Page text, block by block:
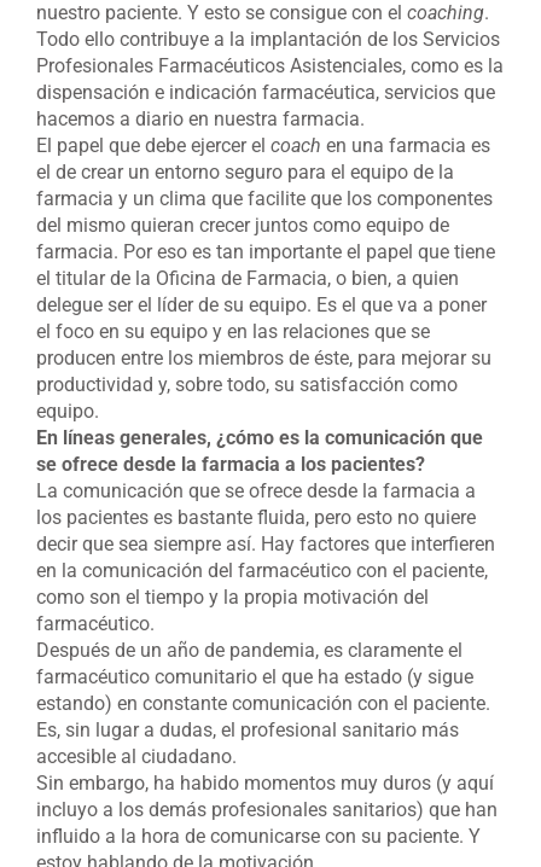
nuestro paciente. Y esto se consigue con el coaching.
Todo ello contribuye a la implantación de los Servicios
Profesionales Farmacéuticos Asistenciales, como es la
dispensación e indicación farmacéutica, servicios que
hacemos a diario en nuestra farmacia.
El papel que debe ejercer el coach en una farmacia es
el de crear un entorno seguro para el equipo de la
farmacia y un clima que facilite que los componentes
del mismo quieran crecer juntos como equipo de
farmacia. Por eso es tan importante el papel que tiene
el titular de la Oficina de Farmacia, o bien, a quien
delegue ser el líder de su equipo. Es el que va a poner
el foco en su equipo y en las relaciones que se
producen entre los miembros de éste, para mejorar su
productividad y, sobre todo, su satisfacción como
equipo.
En líneas generales, ¿cómo es la comunicación que
se ofrece desde la farmacia a los pacientes?
La comunicación que se ofrece desde la farmacia a
los pacientes es bastante fluida, pero esto no quiere
decir que sea siempre así. Hay factores que interfieren
en la comunicación del farmacéutico con el paciente,
como son el tiempo y la propia motivación del
farmacéutico.
Después de un año de pandemia, es claramente el
farmacéutico comunitario el que ha estado (y sigue
estando) en constante comunicación con el paciente.
Es, sin lugar a dudas, el profesional sanitario más
accesible al ciudadano.
Sin embargo, ha habido momentos muy duros (y aquí
incluyo a los demás profesionales sanitarios) que han
influido a la hora de comunicarse con su paciente. Y